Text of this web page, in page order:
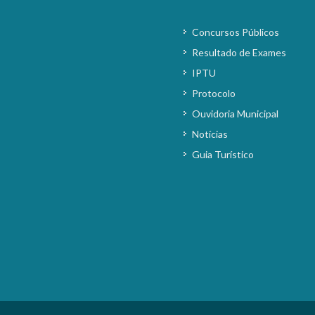
Concursos Públicos
Resultado de Exames
IPTU
Protocolo
Ouvidoria Municipal
Notícias
Guia Turístico